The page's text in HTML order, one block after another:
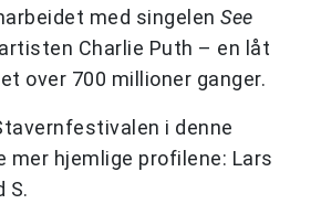
med singelen See
Charlie Puth – en låt
over 700 millioner ganger.
i denne
mer hjemlige profilene: Lars
S.